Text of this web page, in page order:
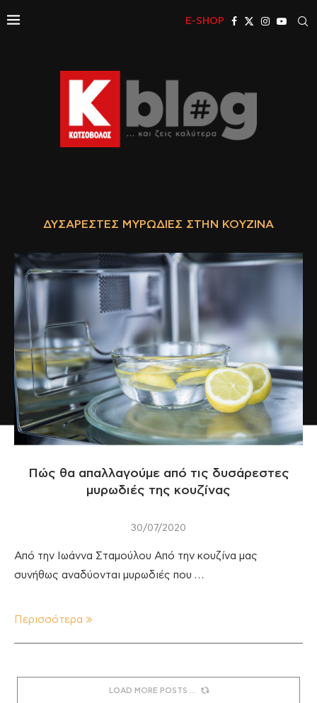
E-SHOP
ΔΥΣΆΡΕΣΤΕΣ ΜΥΡΩΔΙΈΣ ΣΤΗΝ ΚΟΥΖΊΝΑ
Πώς θα απαλλαγούμε από τις δυσάρεστες
μυρωδιές της κουζίνας
30/07/2020
Από την Ιωάννα Σταμούλου Από την κουζίνα μας
συνήθως αναδύονται μυρωδιές που …
Περισσότερα
LOAD MORE POSTS